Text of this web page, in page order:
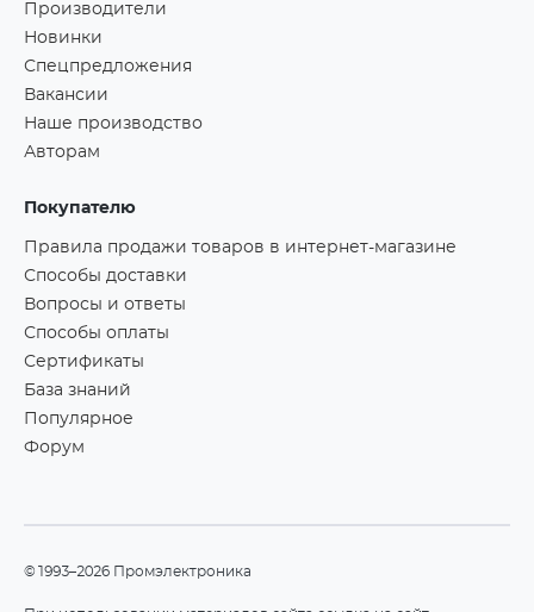
Производители
Новинки
Спецпредложения
Вакансии
Наше производство
Авторам
Покупателю
Правила продажи товаров в интернет-магазине
Способы доставки
Вопросы и ответы
Способы оплаты
Сертификаты
База знаний
Популярное
Форум
©1993–2026 Промэлектроника